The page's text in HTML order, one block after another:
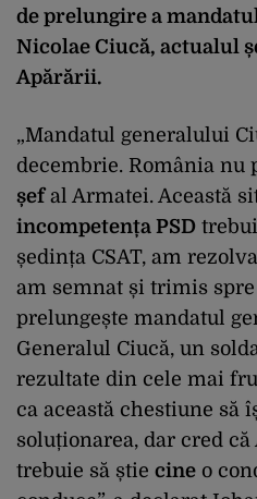
de prelungire a
Nicolae Ciucă, actualul
Apărării.
„Mandatul generalului
decembrie. România nu
șefal Armatei. Această
incompetența PSD
ședința CSAT, am
am semnat și trimis
prelungește mandatul
Generalul Ciucă, un
rezultate din cele mai
ca această chestiune să
soluționarea, dar cred
trebuie să știe cine o